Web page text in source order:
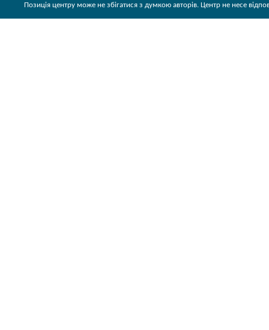
Позиція центру може не збігатися з думкою авторів. Центр не несе